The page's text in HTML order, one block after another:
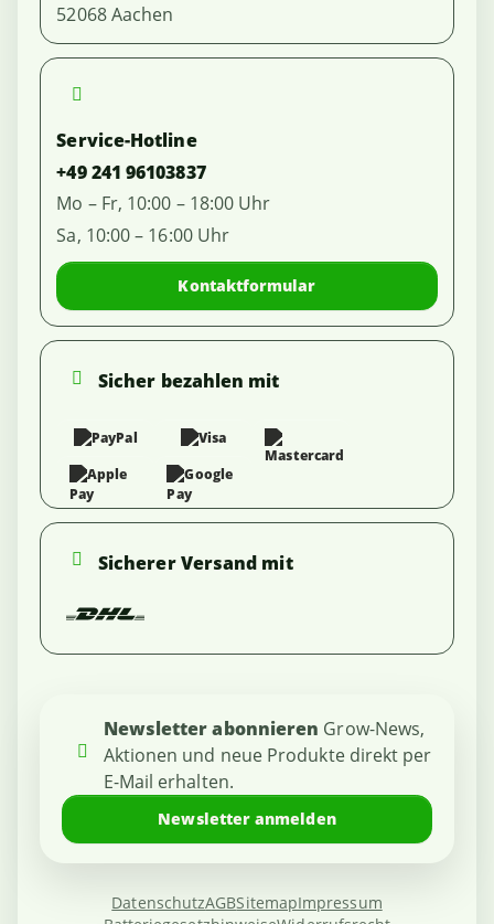
52068 Aachen
Service-Hotline
+49 241 96103837
Mo – Fr, 10:00 – 18:00 Uhr
Sa, 10:00 – 16:00 Uhr
Kontaktformular
Sicher bezahlen mit
Sicherer Versand mit
Newsletter abonnieren Grow-News,
Aktionen und neue Produkte direkt per
E-Mail erhalten.
Newsletter anmelden
DatenschutzAGBSitemapImpressum